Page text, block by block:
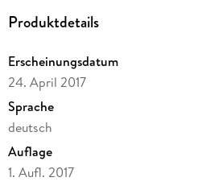
Produktdetails
Erscheinungsdatum
24. April 2017
Sprache
deutsch
Auflage
1. Aufl. 2017